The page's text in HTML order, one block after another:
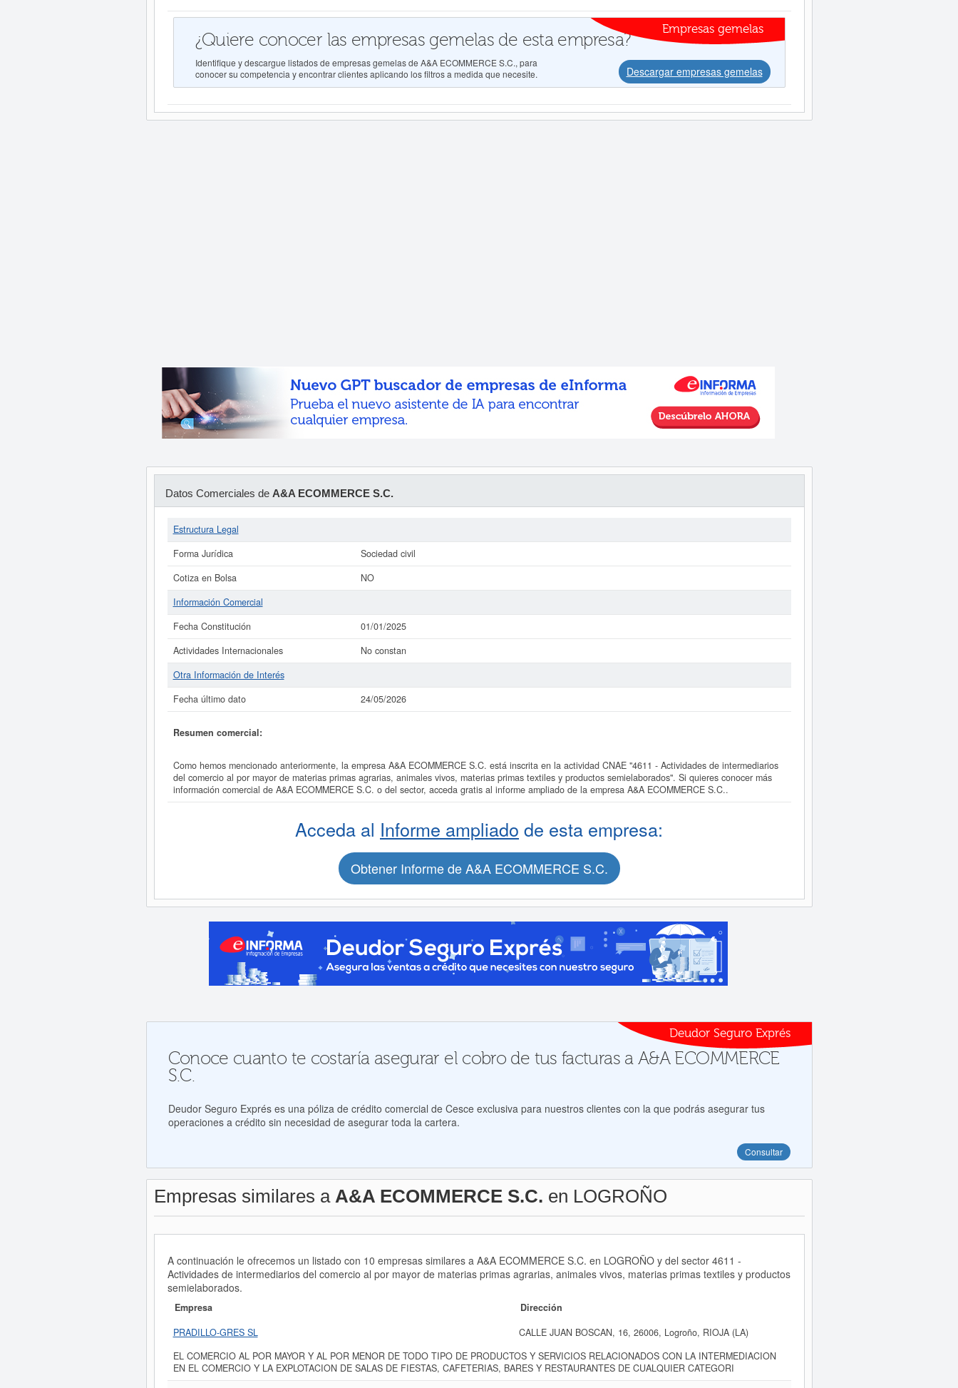
Empresas gemelas
¿Quiere conocer las empresas gemelas de esta empresa?
Identifique y descargue listados de empresas gemelas de A&A ECOMMERCE S.C., para
conocer su competencia y encontrar clientes aplicando los filtros a medida que necesite.
Descargar empresas gemelas
Datos Comerciales de A&A ECOMMERCE S.C.
Estructura Legal
Forma Jurídica
Sociedad civil
Cotiza en Bolsa
NO
Información Comercial
Fecha Constitución
01/01/2025
Actividades Internacionales
No constan
Otra Información de Interés
Fecha último dato
24/05/2026
Resumen comercial:
Como hemos mencionado anteriormente, la empresa A&A ECOMMERCE S.C. está inscrita en la actividad CNAE "4611 - Actividades de intermediarios
del comercio al por mayor de materias primas agrarias, animales vivos, materias primas textiles y productos semielaborados". Si quieres conocer más
información comercial de A&A ECOMMERCE S.C. o del sector, acceda gratis al informe ampliado de la empresa A&A ECOMMERCE S.C..
Acceda al Informe ampliado de esta empresa:
Obtener Informe de A&A ECOMMERCE S.C.
Deudor Seguro Exprés
Conoce cuanto te costaría asegurar el cobro de tus facturas a A&A ECOMMERCE
S.C.
Deudor Seguro Exprés es una póliza de crédito comercial de Cesce exclusiva para nuestros clientes con la que podrás asegurar tus
operaciones a crédito sin necesidad de asegurar toda la cartera.
Consultar
Empresas similares a A&A ECOMMERCE S.C. en LOGROÑO
A continuación le ofrecemos un listado con 10 empresas similares a A&A ECOMMERCE S.C. en LOGROÑO y del sector 4611 -
Actividades de intermediarios del comercio al por mayor de materias primas agrarias, animales vivos, materias primas textiles y productos
semielaborados.
Empresa
Dirección
PRADILLO-GRES SL
CALLE JUAN BOSCAN, 16, 26006, Logroño, RIOJA (LA)
EL COMERCIO AL POR MAYOR Y AL POR MENOR DE TODO TIPO DE PRODUCTOS Y SERVICIOS RELACIONADOS CON LA INTERMEDIACION
EN EL COMERCIO Y LA EXPLOTACION DE SALAS DE FIESTAS, CAFETERIAS, BARES Y RESTAURANTES DE CUALQUIER CATEGORI